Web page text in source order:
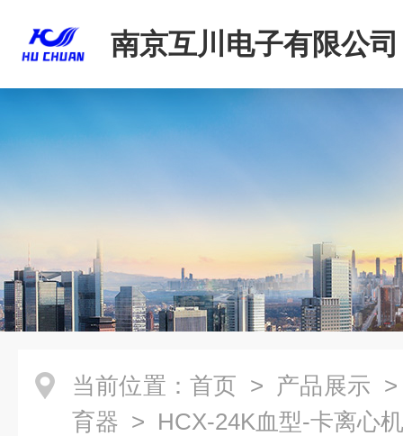
南京互川电子有限公司
当前位置： 首页 > 产品展示
育器 > HCX-24K血型-卡离心机